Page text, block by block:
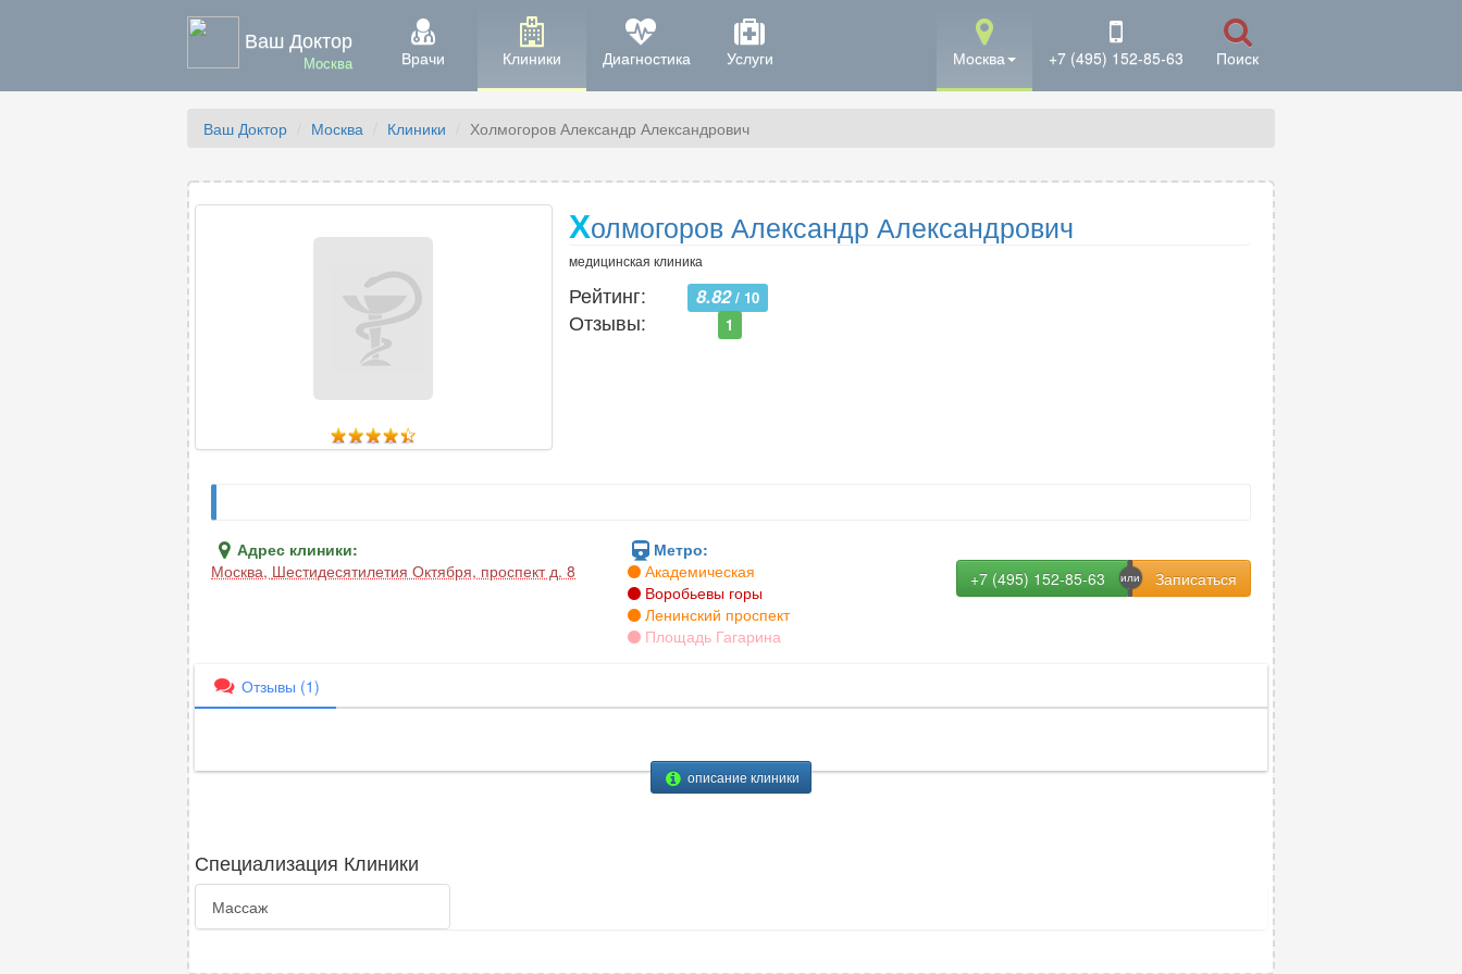
Ваш Доктор
Москва Врачи Клиники Диагностика Услуги Москва +7 (495) 152-85-63 Поиск
Ваш Доктор Москва Клиники Холмогоров Александр Александрович
Холмогоров Александр Александрович
медицинская клиника
Рейтинг: 8.82/ 10
Отзывы: 1
Адрес клиники:
Москва, Шестидесятилетия Октября, проспект д. 8
Метро:
Академическая
Воробьевы горы
Ленинский проспект
Площадь Гагарина
+7 (495) 152-85-63
Отзывы (1)
описание клиники
Специализация Клиники
Массаж